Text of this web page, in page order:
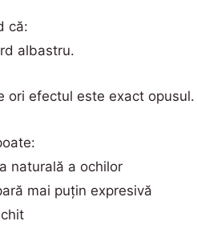
că:
albastru.
ori efectul este exact opusul.
naturală a ochilor
mai puțin expresivă